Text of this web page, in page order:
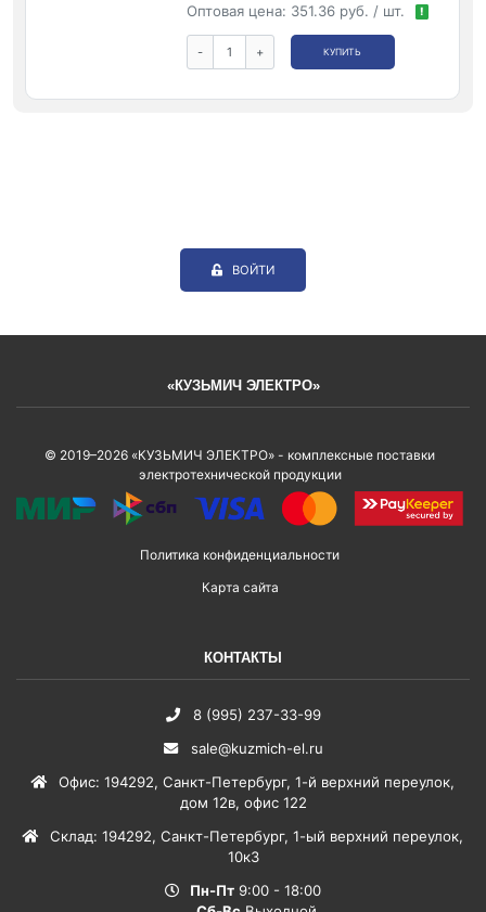
Оптовая цена: 351.36 руб. / шт. !
- + КУПИТЬ
ВОЙТИ
«КУЗЬМИЧ ЭЛЕКТРО»
© 2019–2026 «КУЗЬМИЧ ЭЛЕКТРО» - комплексные поставки
электротехнической продукции
Политика конфиденциальности
Карта сайта
КОНТАКТЫ
8 (995) 237-33-99
sale@kuzmich-el.ru
Офис: 194292, Санкт-Петербург, 1-й верхний переулок,
дом 12в, офис 122
Склад: 194292, Санкт-Петербург, 1-ый верхний переулок,
10к3
Пн-Пт 9:00 - 18:00